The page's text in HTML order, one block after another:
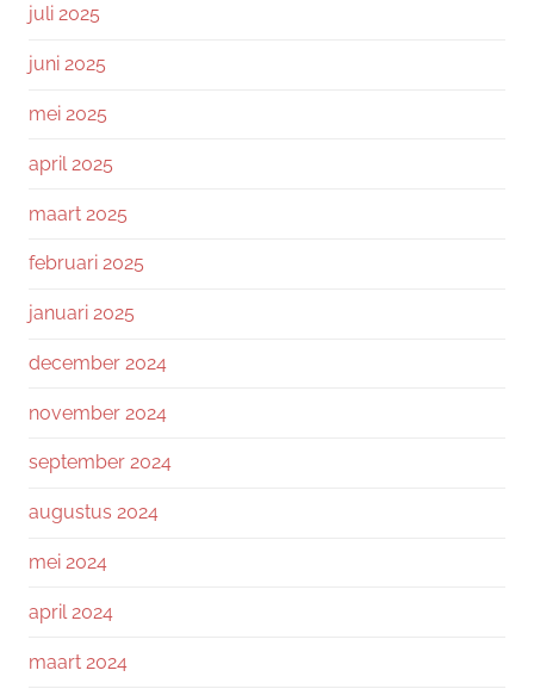
juli 2025
juni 2025
mei 2025
april 2025
maart 2025
februari 2025
januari 2025
december 2024
november 2024
september 2024
augustus 2024
mei 2024
april 2024
maart 2024